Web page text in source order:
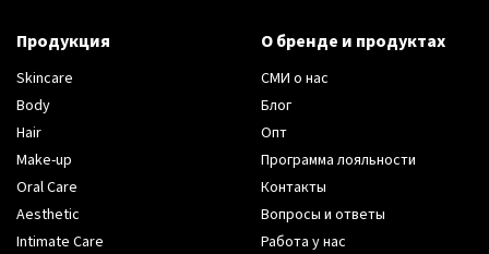
Продукция
Skincare
Body
Hair
Make-up
Oral Care
Aesthetic
Intimate Care
О бренде и продуктах
СМИ о нас
Блог
Опт
Программа лояльности
Контакты
Вопросы и ответы
Работа у нас